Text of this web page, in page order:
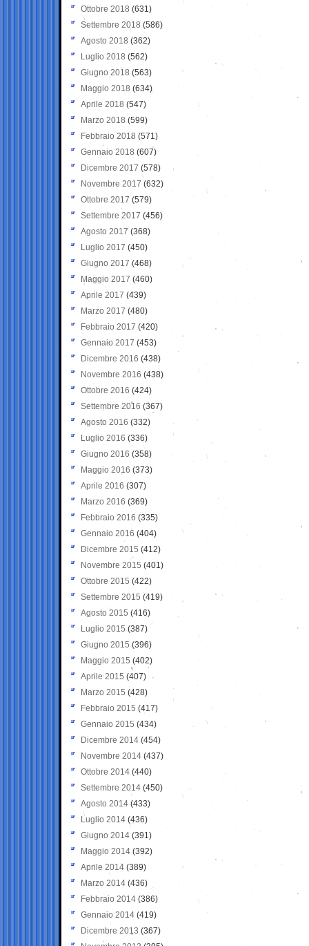
Ottobre 2018 (631)
Settembre 2018 (586)
Agosto 2018 (362)
Luglio 2018 (562)
Giugno 2018 (563)
Maggio 2018 (634)
Aprile 2018 (547)
Marzo 2018 (599)
Febbraio 2018 (571)
Gennaio 2018 (607)
Dicembre 2017 (578)
Novembre 2017 (632)
Ottobre 2017 (579)
Settembre 2017 (456)
Agosto 2017 (368)
Luglio 2017 (450)
Giugno 2017 (468)
Maggio 2017 (460)
Aprile 2017 (439)
Marzo 2017 (480)
Febbraio 2017 (420)
Gennaio 2017 (453)
Dicembre 2016 (438)
Novembre 2016 (438)
Ottobre 2016 (424)
Settembre 2016 (367)
Agosto 2016 (332)
Luglio 2016 (336)
Giugno 2016 (358)
Maggio 2016 (373)
Aprile 2016 (307)
Marzo 2016 (369)
Febbraio 2016 (335)
Gennaio 2016 (404)
Dicembre 2015 (412)
Novembre 2015 (401)
Ottobre 2015 (422)
Settembre 2015 (419)
Agosto 2015 (416)
Luglio 2015 (387)
Giugno 2015 (396)
Maggio 2015 (402)
Aprile 2015 (407)
Marzo 2015 (428)
Febbraio 2015 (417)
Gennaio 2015 (434)
Dicembre 2014 (454)
Novembre 2014 (437)
Ottobre 2014 (440)
Settembre 2014 (450)
Agosto 2014 (433)
Luglio 2014 (436)
Giugno 2014 (391)
Maggio 2014 (392)
Aprile 2014 (389)
Marzo 2014 (436)
Febbraio 2014 (386)
Gennaio 2014 (419)
Dicembre 2013 (367)